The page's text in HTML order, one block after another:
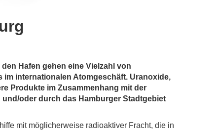
Hafen gehen eine Vielzahl von
internationalen Atomgeschäft. Uranoxide,
Produkte im Zusammenhang mit der
oder durch das Hamburger Stadtgebiet
mit möglicherweise radioaktiver Fracht, die in